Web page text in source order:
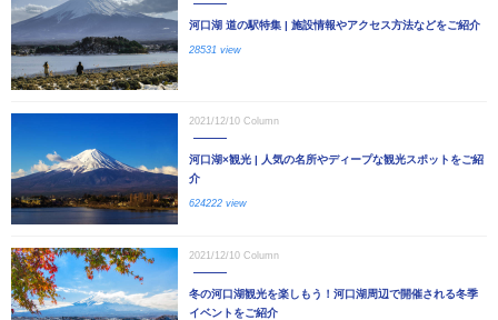
河口湖 道の駅特集 | 施設情報やアクセス方法などをご紹介
28531 view
2021/12/10 Column
河口湖×観光 | 人気の名所やディープな観光スポットをご紹
介
624222 view
2021/12/10 Column
冬の河口湖観光を楽しもう！河口湖周辺で開催される冬季
イベントをご紹介